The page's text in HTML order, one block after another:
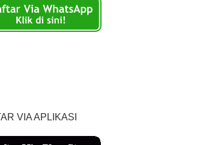
VIA APLIKASI